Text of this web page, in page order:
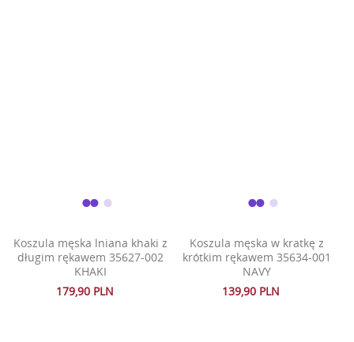
Koszula męska lniana khaki z
długim rękawem 35627-002
KHAKI
179,90 PLN
Koszula męska w kratkę z
krótkim rękawem 35634-001
NAVY
139,90 PLN